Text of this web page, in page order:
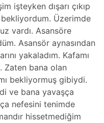
işteyken dışarı çıkıp
Üzerimde
vardı. Asansöre
Asansör aynasından
yakaladım. Kafamı
Zaten bana olan
bekliyormuş gibiydi.
ve bana yavaşça
nefesini tenimde
hissetmediğim